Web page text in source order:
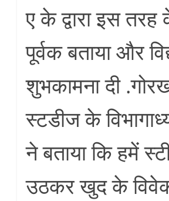
ए के द्वारा इस तरह
पूर्वक बताया और
शुभकामना दी
स्टडीज के
ने बताया कि हमें
उठकर खुद के